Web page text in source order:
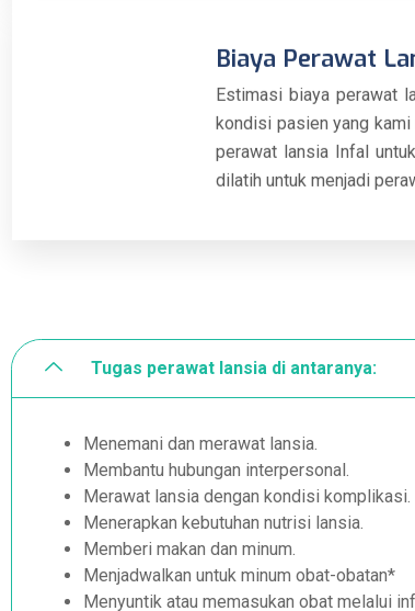
Biaya Perawat
Estimasi biaya perawat
kondisi pasien yang kami
perawat lansia Infal
dilatih untuk menjadi
Tugas perawat lansia di antaranya:
Menemani dan merawat lansia.
Membantu hubungan interpersonal.
Merawat lansia dengan kondisi komplikasi.
Menerapkan kebutuhan nutrisi lansia.
Memberi makan dan minum.
Menjadwalkan untuk minum obat-obatan*
Menyuntik atau memasukan obat melalui